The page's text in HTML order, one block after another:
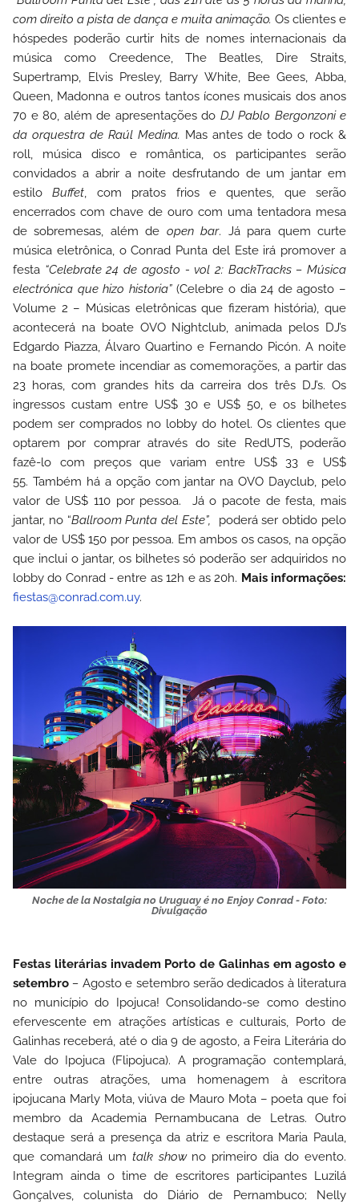
com direito a pista de dança e muita animação. Os clientes e
hóspedes poderão curtir hits de nomes internacionais da
música como Creedence, The Beatles, Dire Straits,
Supertramp, Elvis Presley, Barry White, Bee Gees, Abba,
Queen, Madonna e outros tantos ícones musicais dos anos
70 e 80, além de apresentações do DJ Pablo Bergonzoni e
da orquestra de Raúl Medina. Mas antes de todo o rock &
roll, música disco e romântica, os participantes serão
convidados a abrir a noite desfrutando de um jantar em
estiloBuffet, com pratos frios e quentes, que serão
encerrados com chave de ouro com uma tentadora mesa
de sobremesas, além de open bar. Já para quem curte
música eletrônica, oConrad Punta del Esteirá promover a
festa “Celebrate 24 de agosto - vol 2: BackTracks – Música
electrónica que hizo historia”(Celebre o dia 24 de agosto –
Volume 2 – Músicas eletrônicas que fizeram história), que
acontecerá na boate OVO Nightclub, animada pelos DJ’s
Edgardo Piazza, Álvaro Quartino e Fernando Picón. A noite
na boate promete incendiar as comemorações, a partir das
23 horas, com grandes hits da carreira dos três DJ’s. Os
ingressos custam entre US$ 30 e US$ 50, e os bilhetes
podem ser comprados no lobby do hotel. Os clientes que
optarem por comprar através do site RedUTS, poderão
fazê-lo com preços que variam entre US$ 33 e US$
55. Também há a opção com jantar naOVO Dayclub, pelo
valor de US$ 110 por pessoa. Já o pacote de festa, mais
jantar, no “Ballroom Punta del Este”, poderá ser obtido pelo
valor de US$ 150 por pessoa. Em ambos os casos, na opção
que inclui o jantar, os bilhetes só poderão ser adquiridos no
lobby do Conrad - entre as 12h e as 20h. Mais informações:
fiestas@conrad.com.uy.
Noche de la Nostalgia no Uruguay é no Enjoy Conrad - Foto:
Divulgação
Festas literárias invadem Porto de Galinhas em agosto e
setembro – Agosto e setembro serão dedicados à literatura
no município do Ipojuca! Consolidando-se como destino
efervescente em atrações artísticas e culturais, Porto de
Galinhas receberá, até o dia 9 de agosto, a Feira Literária do
Vale do Ipojuca (Flipojuca). A programação contemplará,
entre outras atrações, uma homenagem à escritora
ipojucana Marly Mota, viúva de Mauro Mota – poeta que foi
membro da Academia Pernambucana de Letras. Outro
destaque será a presença da atriz e escritora Maria Paula,
que comandará um talk showno primeiro dia do evento.
Integram ainda o time de escritores participantes Luzilá
Gonçalves, colunista do Diário de Pernambuco; Nelly